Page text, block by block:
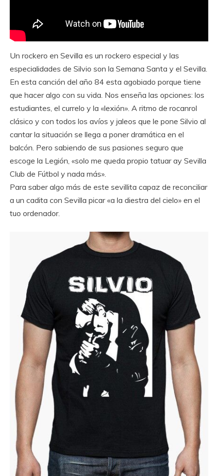
Un rockero en Sevilla es un rockero especial y las
especialidades de Silvio son la Semana Santa y el Sevilla.
En esta canción del año 84 esta agobiado porque tiene
que hacer algo con su vida. Nos enseña las opciones: los
estudiantes, el currelo y la «lexión». A ritmo de rocanrol
clásico y con todos los avíos y jaleos que le pone Silvio al
cantar la situación se llega a poner dramática en el
balcón. Pero sabiendo de sus pasiones seguro que
escoge la Legión, «solo me queda propio tatuar ay Sevilla
Club de Fútbol y nada más».
Para saber algo más de este sevillita capaz de reconciliar
a un cadita con Sevilla picar «a la diestra del cielo» en el
tuo ordenador.